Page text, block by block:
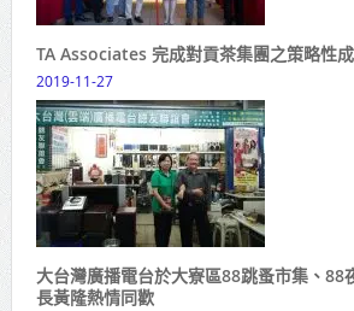
TA Associates 完成對貢茶集團之策略性
2019-11-27
大台灣廣播電台於大寮區88跳蚤市集、88
長黃隆熱情同歡